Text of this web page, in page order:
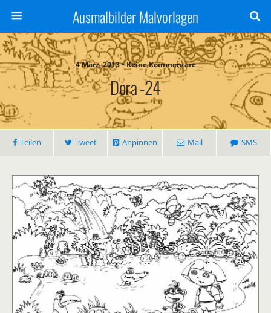
Ausmalbilder Malvorlagen
4 März, 2013 • Keine Kommentare
Dora -24
Teilen Tweet Anpinnen Mail SMS